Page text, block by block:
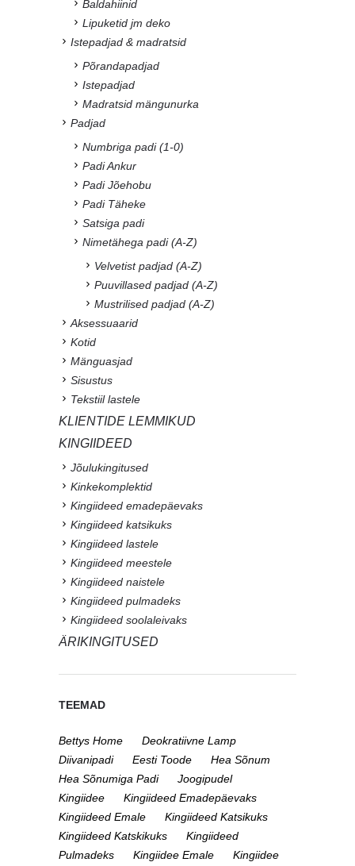
Baldahiinid
Lipuketid jm deko
Istepadjad & madratsid
Põrandapadjad
Istepadjad
Madratsid mängunurka
Padjad
Numbriga padi (1-0)
Padi Ankur
Padi Jõehobu
Padi Täheke
Satsiga padi
Nimetähega padi (A-Z)
Velvetist padjad (A-Z)
Puuvillased padjad (A-Z)
Mustrilised padjad (A-Z)
Aksessuaarid
Kotid
Mänguasjad
Sisustus
Tekstiil lastele
KLIENTIDE LEMMIKUD
KINGIIDEED
Jõulukingitused
Kinkekomplektid
Kingiideed emadepäevaks
Kingiideed katsikuks
Kingiideed lastele
Kingiideed meestele
Kingiideed naistele
Kingiideed pulmadeks
Kingiideed soolaleivaks
ÄRIKINGITUSED
TEEMAD
Bettys Home
Deokratiivne Lamp
Diivanipadi
Eesti Toode
Hea Sõnum
Hea Sõnumiga Padi
Joogipudel
Kingiidee
Kingiideed Emadepäevaks
Kingiideed Emale
Kingiideed Katsikuks
Kingiideed Katskikuks
Kingiideed
Pulmadeks
Kingiidee Emale
Kingiidee